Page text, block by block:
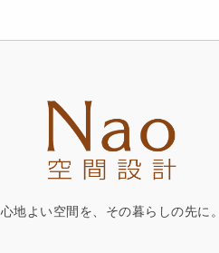
心地よい空間を、その暮らしの先に。